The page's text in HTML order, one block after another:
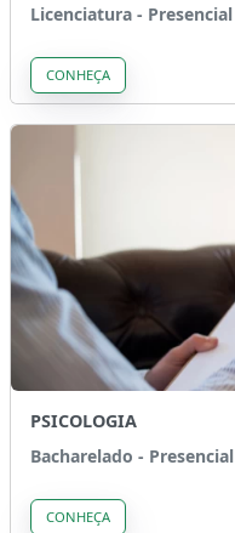
Licenciatura - Presencial
CONHEÇA
PSICOLOGIA
Bacharelado - Presencial
CONHEÇA